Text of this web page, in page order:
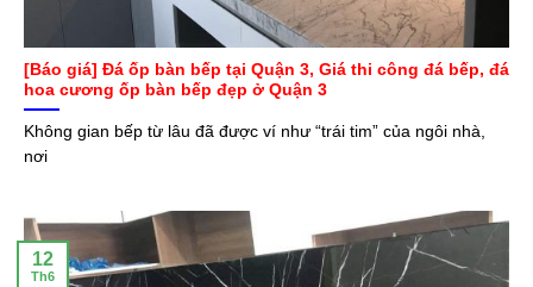
[Báo giá] Đá ốp bàn bếp tại Quận 3, Giá thi công đá bếp, đá
hoa cương ốp bàn bếp đẹp ở Quận 3
Không gian bếp từ lâu đã được ví như “trái tim” của ngôi nhà,
nơi
12
Th6